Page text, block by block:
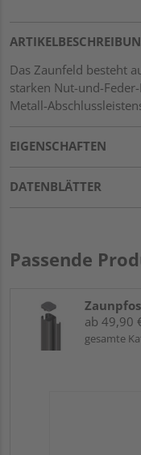
Das Zaunfeld besteht
starken Nut-und-
Metall-
EIGENSCHAFTEN
DATENBLÄTTER
Passende
ab 49,90
gesamte